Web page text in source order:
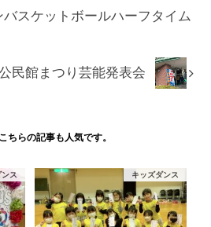
バスケットボールハーフタイム
民館まつり芸能発表会
こちらの記事も人気です。
ス キッズダンス